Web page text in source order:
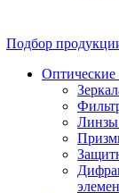
Подбор
Линзы